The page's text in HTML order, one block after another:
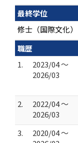
最終学位
修士（国際文化）
職歴
1.
2023/04 ～
2026/03
2.
2022/04 ～
2026/03
3.
2020/04 ～